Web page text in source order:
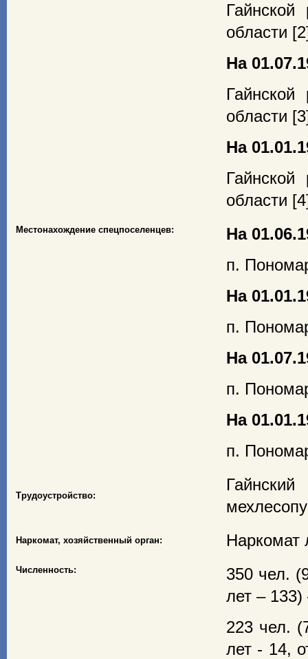
Гайнской
области
На
Гайнской
области
На
Гайнской
области
Местонахождение спецпоселенцев:
На
п.
На
п.
На
п.
На
п.
Трудоустройство:
Наркомат, хозяйственный орган: Наркомат
Численность:
350 чел.
лет – 133)
223 чел.
лет - 14,